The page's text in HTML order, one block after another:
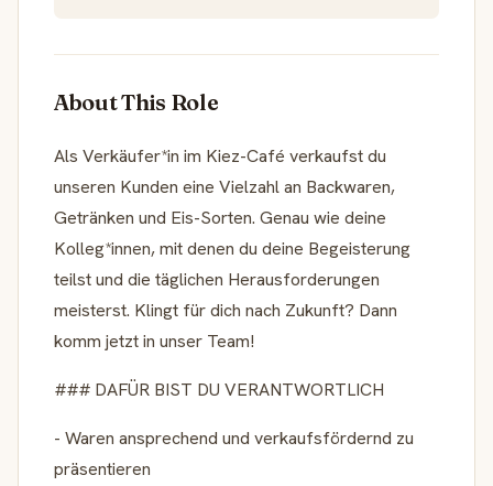
About This Role
Als Verkäufer*in im Kiez-Café verkaufst du
unseren Kunden eine Vielzahl an Backwaren,
Getränken und Eis-Sorten. Genau wie deine
Kolleg*innen, mit denen du deine Begeisterung
teilst und die täglichen Herausforderungen
meisterst. Klingt für dich nach Zukunft? Dann
komm jetzt in unser Team!
### DAFÜR BIST DU VERANTWORTLICH
- Waren ansprechend und verkaufsfördernd zu
präsentieren